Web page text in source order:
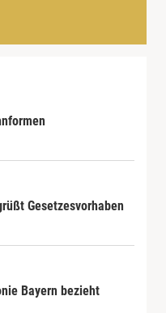
Gesetzesvorhaben
Bayern bezieht